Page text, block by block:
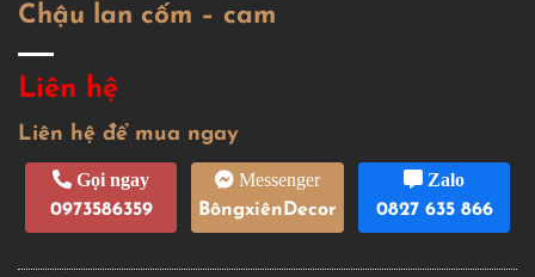
Chậu lan cốm – cam
Liên hệ
Liên hệ để mua ngay
Gọi ngay
0973586359
Messenger
BôngxiênDecor
Zalo
0827 635 866